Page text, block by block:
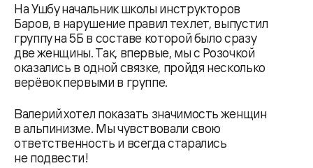
На Ушбу начальник школы инструкторов
Баров, в нарушение правил тех лет, выпустил
группу на 5Б в составе которой было сразу
две женщины. Так, впервые, мы с Розочкой
оказались в одной связке, пройдя несколько
верёвок первыми в группе.
Валерий хотел показать значимость женщин
в альпинизме. Мы чувствовали свою
ответственность и всегда старались
не подвести!